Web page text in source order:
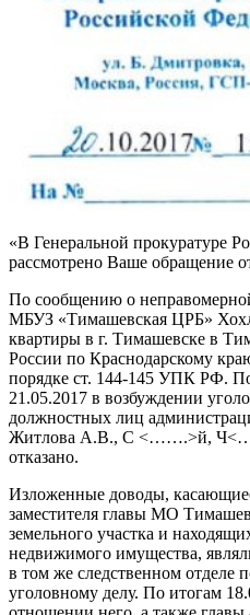
«В Генеральной прокуратуре
рассмотрено Ваше обращение
По сообщению о
МБУЗ «Тимашевская ЦРБ»
квартиры в г. Тимашевске в
России по Краснодарскому
порядке ст. 144-145 УПК РФ. По
21.05.2017 в возбуждении
должностных лиц
Житлова А.В., С <…….>й,
отказано.
Изложенные доводы,
заместителя главы МО
земельного участка и
недвижимого имущества,
в том же следственном отделе
уголовному делу. По итогам